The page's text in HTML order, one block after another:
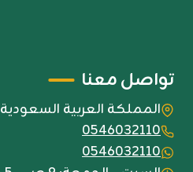
تواصل معنا
المملكة العربية السعودية
0546032110
0546032110